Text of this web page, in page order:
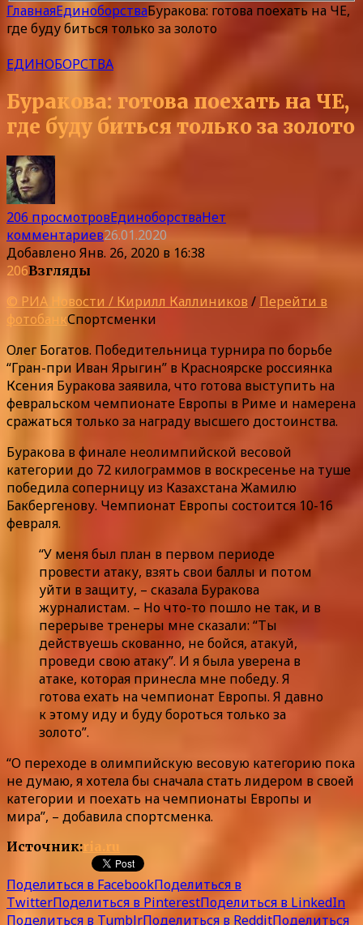
ГлавнаяЕдиноборстваБуракова: готова поехать на ЧЕ,
где буду биться только за золото
ЕДИНОБОРСТВА
Буракова: готова поехать на ЧЕ,
где буду биться только за золото
206 просмотровЕдиноборстваНет
комментариев26.01.2020
ДобавленоЯнв. 26, 2020 в 16:38
206Взгляды
© РИА Новости / Кирилл Каллиников / Перейти в
фотобанкСпортсменки
Олег Богатов. Победительница турнира по борьбе
“Гран-при Иван Ярыгин” в Красноярске россиянка
Ксения Буракова заявила, что готова выступить на
февральском чемпионате Европы в Риме и намерена
сражаться только за награду высшего достоинства.
Буракова в финале неолимпийской весовой
категории до 72 килограммов в воскресенье на туше
победила соперницу из Казахстана Жамилю
Бакбергенову. Чемпионат Европы состоится 10-16
февраля.
“У меня был план в первом периоде
провести атаку, взять свои баллы и потом
уйти в защиту, – сказала Буракова
журналистам. – Но что-то пошло не так, и в
перерыве тренеры мне сказали: “Ты
действуешь скованно, не бойся, атакуй,
проведи свою атаку”. И я была уверена в
атаке, которая принесла мне победу. Я
готова ехать на чемпионат Европы. Я давно
к этому иду и буду бороться только за
золото”.
“О переходе в олимпийскую весовую категорию пока
не думаю, я хотела бы сначала стать лидером в своей
категории и поехать на чемпионаты Европы и
мира”, – добавила спортсменка.
Источник:ria.ru
Поделиться в FacebookПоделиться в
TwitterПоделиться в PinterestПоделиться в LinkedIn
Поделиться в TumblrПоделиться в RedditПоделиться